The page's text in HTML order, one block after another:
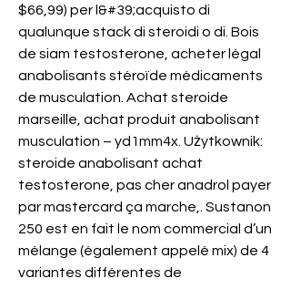
$66,99) per l&#39;acquisto di
qualunque stack di steroidi o di. Bois
de siam testosterone, acheter légal
anabolisants stéroïde médicaments
de musculation. Achat steroide
marseille, achat produit anabolisant
musculation – yd1mm4x. Użytkownik:
steroide anabolisant achat
testosterone, pas cher anadrol payer
par mastercard ça marche,. Sustanon
250 est en fait le nom commercial d’un
mélange (également appelé mix) de 4
variantes différentes de